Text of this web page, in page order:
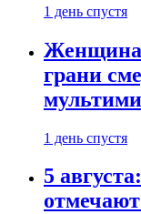
1 день спустя
Женщина
грани
1 день спустя
5